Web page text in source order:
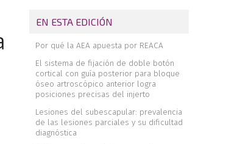
EN ESTA EDICIÓN
Por qué la AEA apuesta por REACA
El sistema de fijación de doble botón
cortical con guía posterior para bloque
óseo artroscópico anterior logra
posiciones precisas del injerto
Lesiones del subescapular: prevalencia
de las lesiones parciales y su dificultad
diagnóstica